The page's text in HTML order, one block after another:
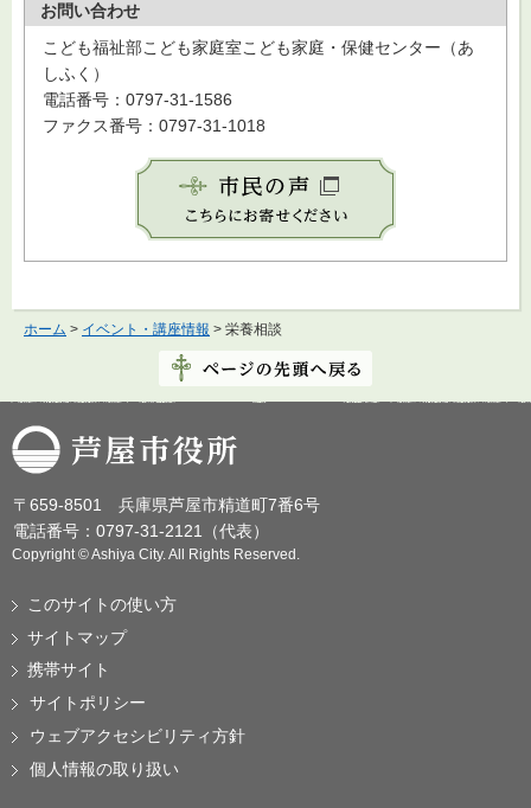
お問い合わせ
こども福祉部こども家庭室こども家庭・保健センター（あ
しふく）
電話番号：0797-31-1586
ファクス番号：0797-31-1018
ホーム > イベント・講座情報 > 栄養相談
芦屋市役所
〒659-8501 兵庫県芦屋市精道町7番6号
電話番号：0797-31-2121（代表）
Copyright © Ashiya City. All Rights Reserved.
このサイトの使い方
サイトマップ
携帯サイト
サイトポリシー
ウェブアクセシビリティ方針
個人情報の取り扱い